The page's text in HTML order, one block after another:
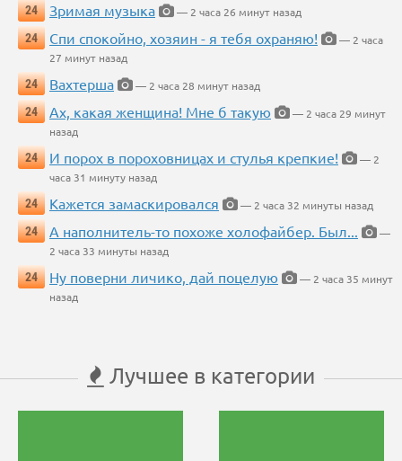
24
Зримая музыка
— 2 часа 26 минут назад
24
Спи спокойно, хозяин - я тебя охраняю!
— 2 часа
27 минут назад
24
Вахтерша
— 2 часа 28 минут назад
24
Ах, какая женщина! Мне б такую
— 2 часа 29 минут
назад
24
И порох в пороховницах и стулья крепкие!
— 2
часа 31 минуту назад
24
Кажется замаскировался
— 2 часа 32 минуты назад
24
А наполнитель-то похоже холофайбер. Был...
—
2 часа 33 минуты назад
24
Ну поверни личико, дай поцелую
— 2 часа 35 минут
назад
Лучшее в категории